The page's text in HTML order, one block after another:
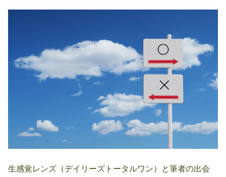
生感覚レンズ（デイリーズトータルワン）と筆者の出会